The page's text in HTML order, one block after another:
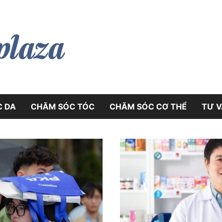
DA CHĂM SÓC TÓC CHĂM SÓC CƠ THỂ TƯ